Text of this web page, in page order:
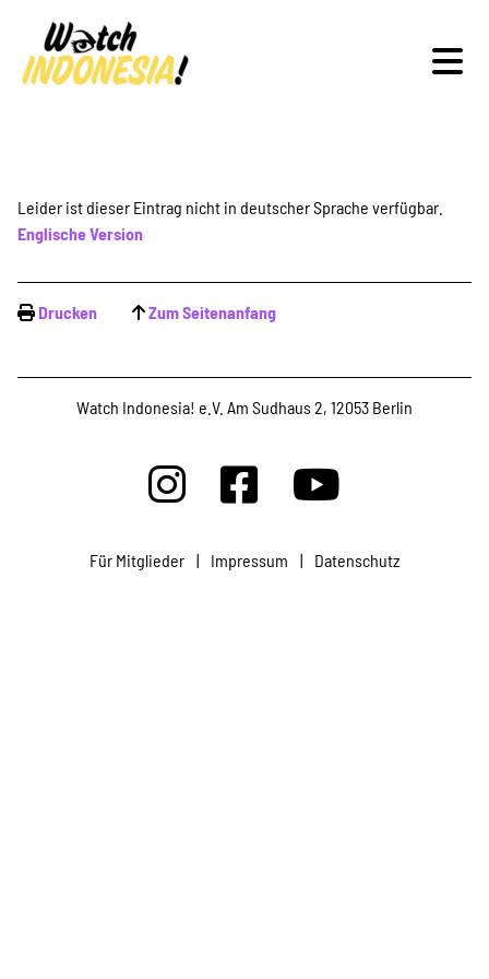
Schwerpunkte
Veranstaltungen
Publikationen
Projekte
Leider ist dieser Eintrag nicht in deutscher Sprache verfügbar.
Englische Version
Drucken Zum Seitenanfang
Watch Indonesia! e.V. Am Sudhaus 2, 12053 Berlin
Für Mitglieder | Impressum | Datenschutz